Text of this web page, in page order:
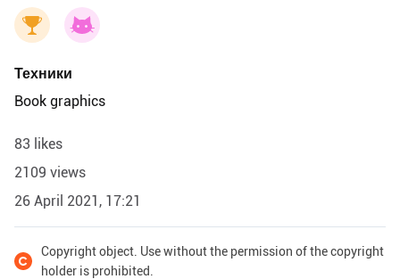
Техники
Book graphics
83 likes
2109 views
26 April 2021, 17:21
Copyright object. Use without the permission of the copyright
holder is prohibited.